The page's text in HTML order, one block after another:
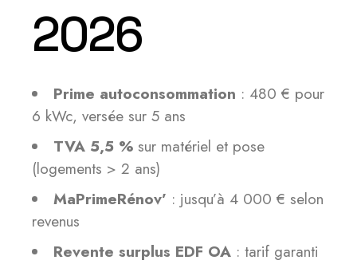
2026
Prime autoconsommation : 480 € pour
6 kWc, versée sur 5 ans
TVA 5,5 % sur matériel et pose
(logements > 2 ans)
MaPrimeRénov’ : jusqu’à 4 000 € selon
revenus
Revente surplus EDF OA : tarif garanti